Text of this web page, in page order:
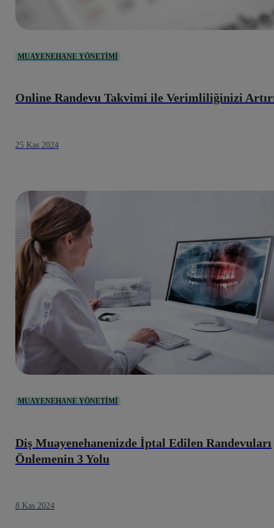
MUAYENEHANE YÖNETIMI
Online Randevu Takvimi ile Verimliliğinizi
25 Kas 2024
MUAYENEHANE YÖNETIMI
Diş Muayenehanenizde İptal Edilen Randevuları
Önlemenin 3 Yolu
8 Kas 2024